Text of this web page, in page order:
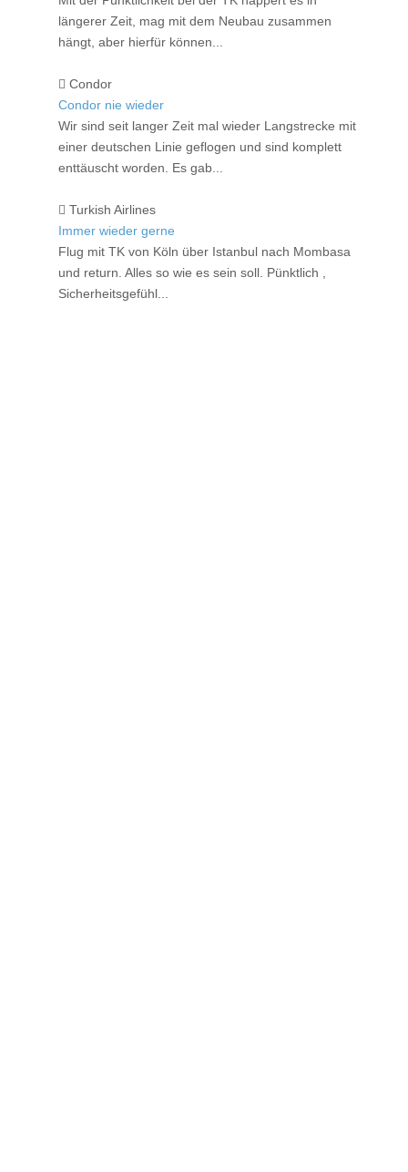
längerer Zeit, mag mit dem Neubau zusammen
hängt, aber hierfür können...
Condor
Condor nie wieder
Wir sind seit langer Zeit mal wieder Langstrecke mit
einer deutschen Linie geflogen und sind komplett
enttäuscht worden. Es gab...
Turkish Airlines
Immer wieder gerne
Flug mit TK von Köln über Istanbul nach Mombasa
und return. Alles so wie es sein soll. Pünktlich ,
Sicherheitsgefühl...